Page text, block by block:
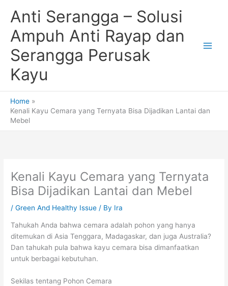
Anti Serangga – Solusi
Ampuh Anti Rayap dan
Serangga Perusak
Kayu
Home
Kenali Kayu Cemara yang Ternyata Bisa Dijadikan Lantai dan
Mebel
Kenali Kayu Cemara yang Ternyata
Bisa Dijadikan Lantai dan Mebel
/Green And Healthy Issue / By Ira
Tahukah Anda bahwa cemara adalah pohon yang hanya
ditemukan di Asia Tenggara, Madagaskar, dan juga Australia?
Dan tahukah pula bahwa kayu cemara bisa dimanfaatkan
untuk berbagai kebutuhan.
Sekilas tentang Pohon Cemara